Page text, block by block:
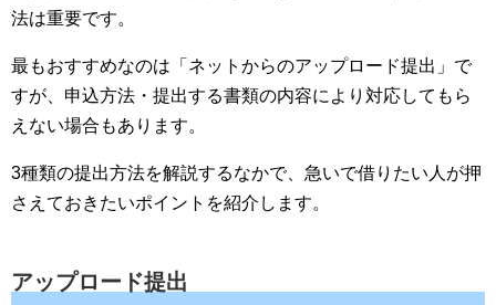
法は重要です。
最もおすすめなのは「ネットからのアップロード提出」で
すが、申込方法・提出する書類の内容により対応してもら
えない場合もあります。
3種類の提出方法を解説するなかで、急いで借りたい人が押
さえておきたいポイントを紹介します。
アップロード提出